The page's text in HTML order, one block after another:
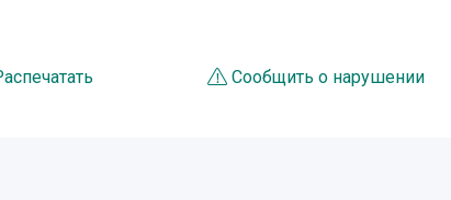
Сообщить о нарушении